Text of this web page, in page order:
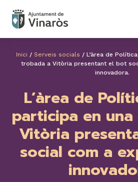
Inici / Serveis socials / L’àrea de
trobada a Vitòria presentant el bot
innovadora.
L’àrea de
participa en
Vitòria
social com a